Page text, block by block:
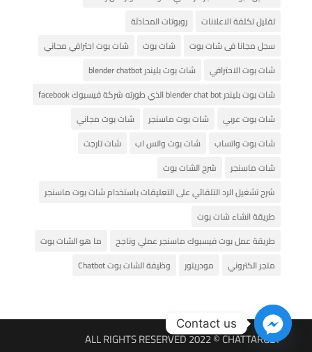
تقليل تكلفة الاعلانات
روبوتات المحادثة
سجل مجانا فى شات بوت
شات بوت
شات بوت احترافي مجاني
شات بوت الاحترافي
شات بوت بليندر blender chatbot
شات بوت بليندر blender chat bot الذي طورته شركة فيسبوك facebook
شات بوت عربي
شات بوت ماسنجر
شات بوت مجاني
شات بوت واتساب
شات بوت واتس اب
شات تارجت
شات ماسنجر
شرح الشات بوت
شرح تشغيل الرد التلقائي على التعليقات باستخدام شات بوت ماسنجر
طريقة انشاء شات بوت
طريقة عمل بوت فيسبوك ماسنجر عملي وناجح
ما هو الشات بوت
متجر الكتروني
مودريتور وظيفة الشات بوت Chatbot
ALL RIGHTS RESERVED 2022 © CHATTARGET
Contact us